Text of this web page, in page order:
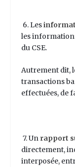
6. Les
les
du CSE.
Autrement dit,
transactions
effectuées, de
7. Un rapport
directement,
interposée,